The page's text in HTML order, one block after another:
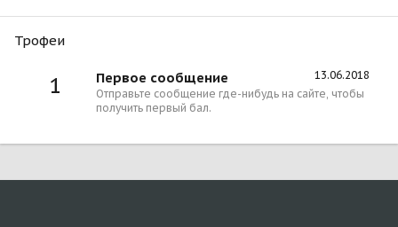
Трофеи
1 13.06.2018
Первое сообщение
Отправьте сообщение где-нибудь на сайте, чтобы
получить первый бал.